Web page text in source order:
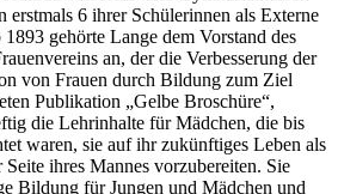
erstmals 6 ihrer Schülerinnen als Externe
gehörte Lange dem Vorstand des
an, der die Verbesserung der
von Frauen durch Bildung zum Ziel
Publikation „Gelbe Broschüre“,
die Lehrinhalte für Mädchen, die bis
waren, sie auf ihr zukünftiges Leben als
ihres Mannes vorzubereiten. Sie
Bildung für Jungen und Mädchen und